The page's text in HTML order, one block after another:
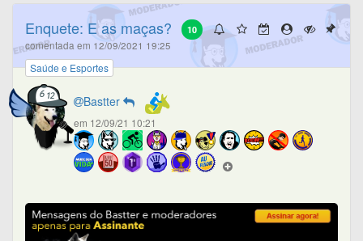
10
Enquete: E as maças?
comentada em 12/09/2021 19:25
Saúde e Esportes
Bastter
em 12/09/21 10:21